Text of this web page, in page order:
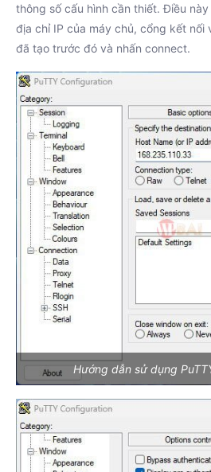
thông số cấu hình cần thiết. Điều
địa chỉ IP của máy chủ, cổng kết nối
đã tạo trước đó và nhấn connect.
Hướng dẫn sử dụng